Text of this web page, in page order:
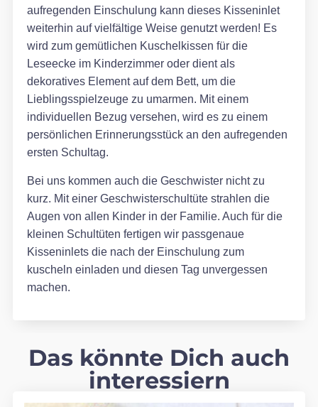
aufregenden Einschulung kann dieses Kisseninlet
weiterhin auf vielfältige Weise genutzt werden! Es
wird zum gemütlichen Kuschelkissen für die
Leseecke im Kinderzimmer oder dient als
dekoratives Element auf dem Bett, um die
Lieblingsspielzeuge zu umarmen. Mit einem
individuellen Bezug versehen, wird es zu einem
persönlichen Erinnerungsstück an den aufregenden
ersten Schultag.
Bei uns kommen auch die Geschwister nicht zu
kurz. Mit einer Geschwisterschultüte strahlen die
Augen von allen Kinder in der Familie. Auch für die
kleinen Schultüten fertigen wir passgenaue
Kisseninlets die nach der Einschulung zum
kuscheln einladen und diesen Tag unvergessen
machen.
Das könnte Dich auch
interessiern